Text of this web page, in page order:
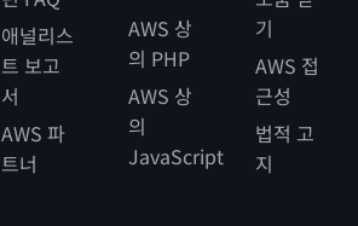
애널리스
트 보고
서
AWS 파
트너
AWS 상
의 PHP
AWS 상
의
JavaScript
기
AWS 접
근성
법적 고
지